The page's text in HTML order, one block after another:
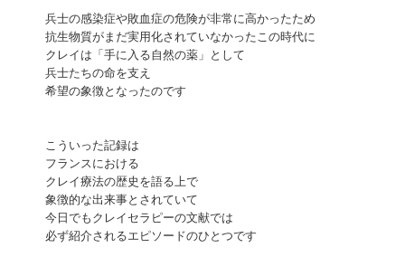
兵士の感染症や敗血症の危険が非常に高かったため
抗生物質がまだ実用化されていなかったこの時代に
クレイは「手に入る自然の薬」として
兵士たちの命を支え
希望の象徴となったのです
こういった記録は
フランスにおける
クレイ療法の歴史を語る上で
象徴的な出来事とされていて
今日でもクレイセラピーの文献では
必ず紹介されるエピソードのひとつです